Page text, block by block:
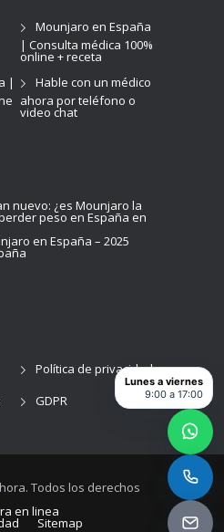
Lunes a viernes
9:00 a 17:00
Mounjaro en España
| Consulta médica 100%
online + receta
|
Hable con un médico
ahora por teléfono o
video chat
nuevo: ¿es Mounjaro la
peso en España en
en España – 2025
Política de privacidad
GDPR
Todos los derechos
en linea
Sitemap